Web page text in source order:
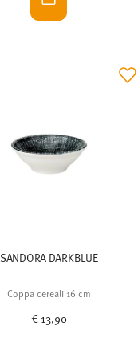
SANDORA DARKBLUE
Coppa cereali 16 cm
€ 13,90